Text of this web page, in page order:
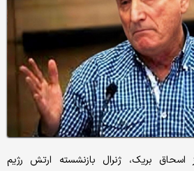
اسحاق بریک، ژنرال بازنشسته ارتش رژیم